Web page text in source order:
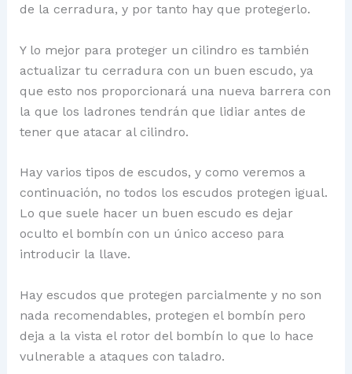
de la cerradura, y por tanto hay que protegerlo.
Y lo mejor para proteger un cilindro es también
actualizar tu cerradura con un buen escudo, ya
que esto nos proporcionará una nueva barrera con
la que los ladrones tendrán que lidiar antes de
tener que atacar al cilindro.
Hay varios tipos de escudos, y como veremos a
continuación, no todos los escudos protegen igual.
Lo que suele hacer un buen escudo es dejar
oculto el bombín con un único acceso para
introducir la llave.
Hay escudos que protegen parcialmente y no son
nada recomendables, protegen el bombín pero
deja a la vista el rotor del bombín lo que lo hace
vulnerable a ataques con taladro.